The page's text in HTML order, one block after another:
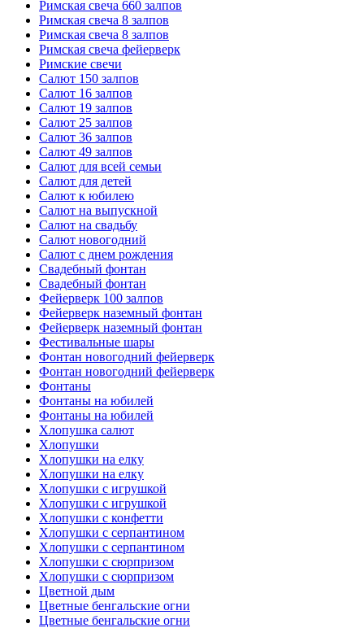
Римская свеча 660 залпов
Римская свеча 8 залпов
Римская свеча 8 залпов
Римская свеча фейерверк
Римские свечи
Салют 150 залпов
Салют 16 залпов
Салют 19 залпов
Салют 25 залпов
Салют 36 залпов
Салют 49 залпов
Салют для всей семьи
Салют для детей
Салют к юбилею
Салют на выпускной
Салют на свадьбу
Салют новогодний
Салют с днем рождения
Свадебный фонтан
Свадебный фонтан
Фейерверк 100 залпов
Фейерверк наземный фонтан
Фейерверк наземный фонтан
Фестивальные шары
Фонтан новогодний фейерверк
Фонтан новогодний фейерверк
Фонтаны
Фонтаны на юбилей
Фонтаны на юбилей
Хлопушка салют
Хлопушки
Хлопушки на елку
Хлопушки на елку
Хлопушки с игрушкой
Хлопушки с игрушкой
Хлопушки с конфетти
Хлопушки с серпантином
Хлопушки с серпантином
Хлопушки с сюрпризом
Хлопушки с сюрпризом
Цветной дым
Цветные бенгальские огни
Цветные бенгальские огни